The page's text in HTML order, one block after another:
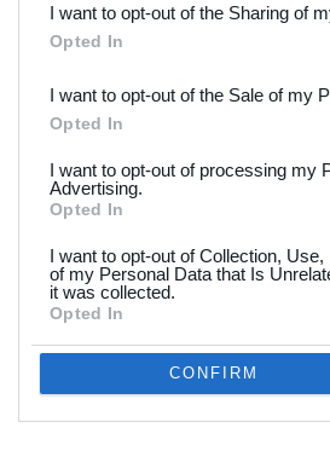
Downstream Participants
third parties.
I want to opt-out of the Sharing of
Opted In
I want to opt-out of the Sale of my
Opted In
I want to opt-out of processing my
Advertising.
Opted In
I want to opt-out of Collection,
of my Personal Data that Is
it was collected.
Opted In
CONFIRM >